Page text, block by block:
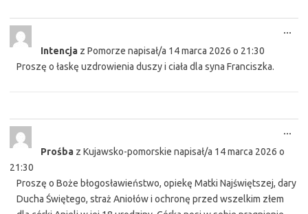
Intencja z Pomorze napisał/a 14 marca 2026 o 21:30
Proszę o łaskę uzdrowienia duszy i ciała dla syna Franciszka.
...
Prośba z Kujawsko-pomorskie napisał/a 14 marca 2026 o
21:30
Proszę o Boże błogosławieństwo, opiekę Matki Najświętszej, dary
Ducha Świętego, straż Aniołów i ochronę przed wszelkim złem
...